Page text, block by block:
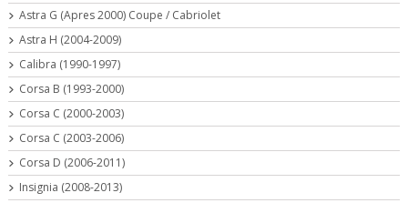
Astra G (Apres 2000) Coupe / Cabriolet
Astra H (2004-2009)
Calibra (1990-1997)
Corsa B (1993-2000)
Corsa C (2000-2003)
Corsa C (2003-2006)
Corsa D (2006-2011)
Insignia (2008-2013)